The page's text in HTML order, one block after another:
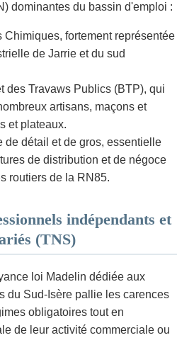
dominantes du bassin d'emploi :
Chimiques, fortement représentée
de Jarrie et du sud
des Travaws Publics (BTP), qui
artisans, maçons et
et plateaux.
de détail et de gros, essentielle
de distribution et de négoce
routiers de la RN85.
indépendants et
(TNS)
loi Madelin dédiée aux
du Sud-Isère pallie les carences
obligatoires tout en
de leur activité commerciale ou